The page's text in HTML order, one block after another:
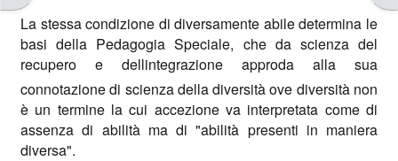
La stessa condizione di diversamente abile determina le
basi della Pedagogia Speciale, che da scienza del
recupero e dellintegrazione approda alla sua
connotazione di scienza della diversità ove diversità non
è un termine la cui accezione va interpretata come di
assenza di abilità ma di "abilità presenti in maniera
diversa".